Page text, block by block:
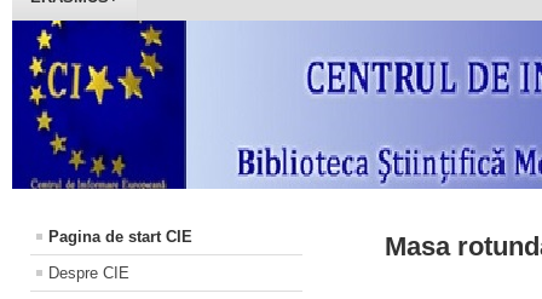
Pagina de start CIE
Despre CIE
Masa